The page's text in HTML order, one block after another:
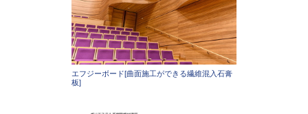
エフジーボード[曲面施工ができる繊維混入石膏
板]